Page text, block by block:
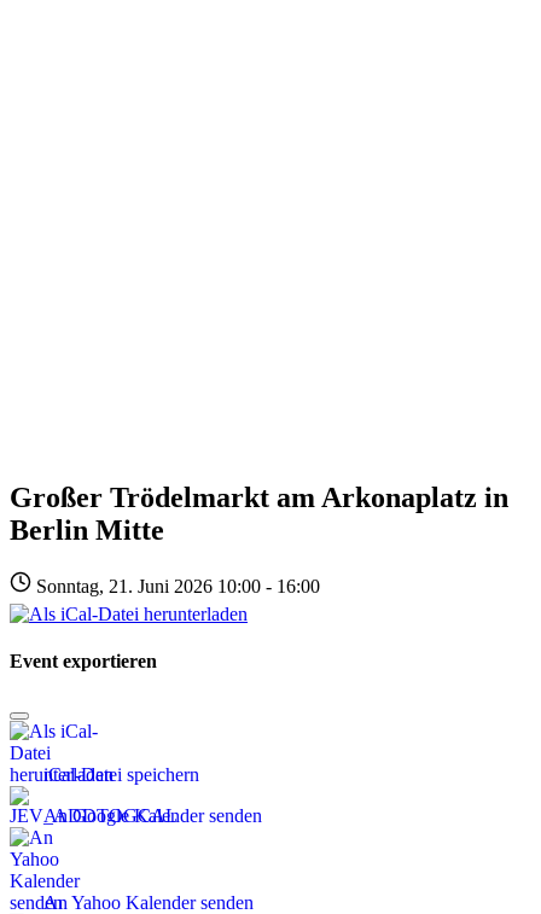
Großer Trödelmarkt am Arkonaplatz in
Berlin Mitte
Sonntag, 21. Juni 2026 10:00 - 16:00
Event exportieren
iCal-Datei speichern
An Google Kalender senden
An Yahoo Kalender senden